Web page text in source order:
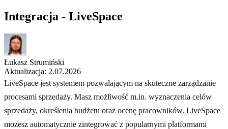
Integracja - LiveSpace
Łukasz Strumiński
Aktualizacja: 2.07.2026
LiveSpace jest systemem pozwalającym na skuteczne zarządzanie
procesami sprzedaży. Masz możliwość m.in. wyznaczenia celów
sprzedaży, określenia budżetu oraz ocenę pracowników. LiveSpace
możesz automatycznie zintegrować z popularnymi platformami